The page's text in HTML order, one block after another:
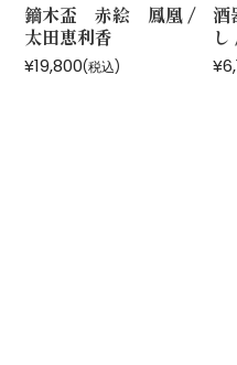
鏑木盃 赤絵 鳳凰 /
太田恵利香
¥19,800(税込)
酒